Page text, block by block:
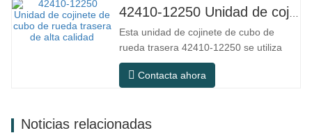
desplazamientos diarios, conducción a
carretera urbanas. SFC NO. NÚMERO
OEM NO.Otros.…
42410-12250 Unidad de cojinete de cubo de rueda trasera de alta calidad
Esta unidad de cojinete de cubo de
rueda trasera 42410-12250 se utiliza
principalmente en el sistema de eje
trasero de modelos japoneses y
y estructuras de instalación. En
Contacta ahora
Noticias relacionadas